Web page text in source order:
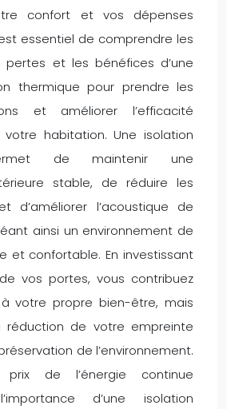
confort et vos dépenses
essentiel de comprendre les
et les bénéfices d’une
thermique pour prendre les
et améliorer l’efficacité
habitation. Une isolation
de maintenir une
stable, de réduire les
d’améliorer l’acoustique de
ainsi un environnement de
et confortable. En investissant
vos portes, vous contribuez
votre propre bien-être, mais
de votre empreinte
de l’environnement.
de l’énergie continue
d’une isolation